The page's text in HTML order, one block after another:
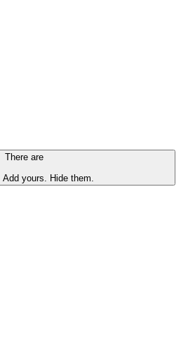
There are
Add yours. Hide them.